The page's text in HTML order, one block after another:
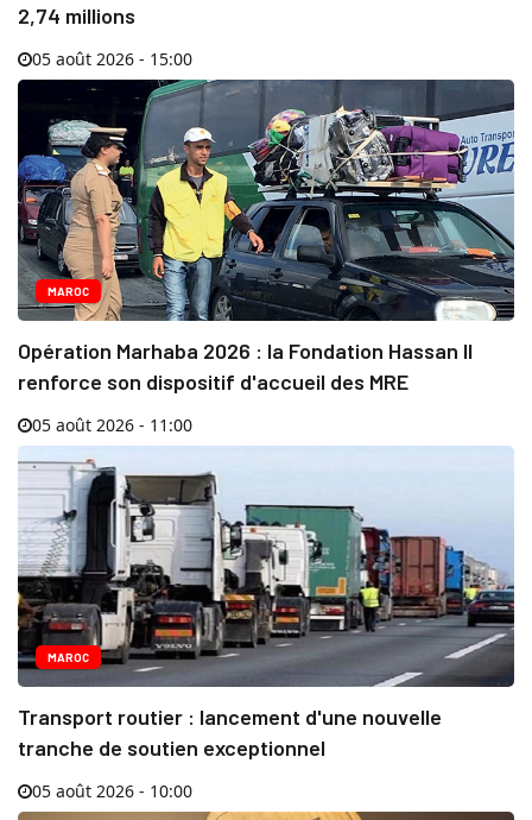
2,74 millions
05 août 2026 - 15:00
MAROC
Opération Marhaba 2026 : la Fondation Hassan II
renforce son dispositif d'accueil des MRE
05 août 2026 - 11:00
MAROC
Transport routier : lancement d'une nouvelle
tranche de soutien exceptionnel
05 août 2026 - 10:00